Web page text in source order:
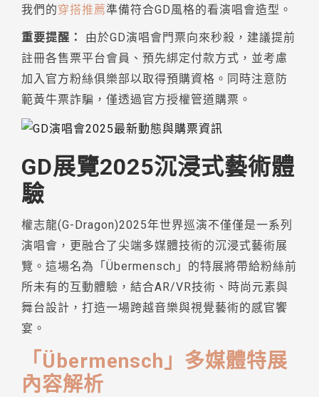
我們的穿搭推薦準備符合GD風格的看演唱會造型。
重要提醒：
由於GD演唱會門票向來秒殺，建議提前
註冊各售票平台會員、預先綁定付款方式，並考慮
加入官方粉絲俱樂部以取得預購資格。同時注意防
範黃牛票詐騙，僅透過官方授權管道購票。
GD展覽2025沉浸式藝術體
驗
權志龍(G-Dragon)2025年世界巡演不僅僅是一系列
演唱會，更融合了尖端多媒體技術的沉浸式藝術展
覽。這場名為「Übermensch」的特展將帶給粉絲前
所未有的互動體驗，結合AR/VR技術、時尚元素與
舞台設計，打造一場跨越音樂與視覺藝術的感官饗
宴。
「Übermensch」多媒體特展
內容解析